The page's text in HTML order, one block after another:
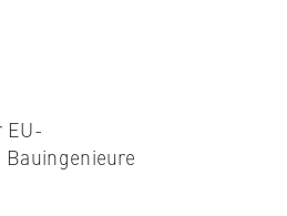
EU-
Bauingenieure